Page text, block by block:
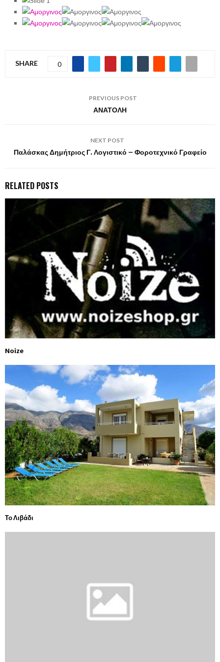
SHARE 0
PREVIOUS POST
ΑΝΑΤΟΛΗ
NEXT POST
Παλάσκας Δημήτριος Γ. Λογιστικό – Φοροτεχνικό Γραφείο
RELATED POSTS
Noize
Το Λιβάδι